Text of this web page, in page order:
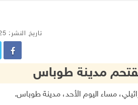
تاريخ النشر: 05/10/2025 10:31 م
مدينة طوباس
.